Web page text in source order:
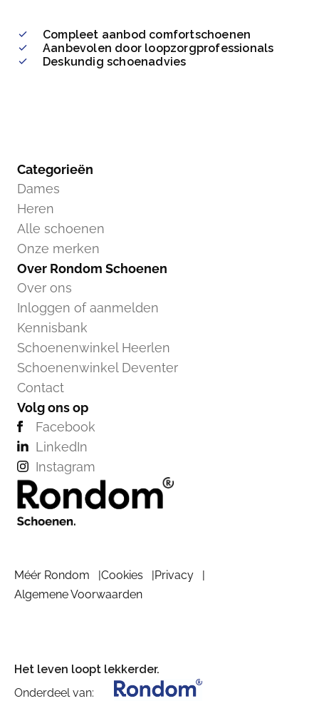
Compleet aanbod comfortschoenen
Aanbevolen door loopzorgprofessionals
Deskundig schoenadvies
Categorieën
Dames
Heren
Alle schoenen
Onze merken
Over Rondom Schoenen
Over ons
Inloggen of aanmelden
Kennisbank
Schoenenwinkel Heerlen
Schoenenwinkel Deventer
Contact
Volg ons op
Facebook
LinkedIn
Instagram
Méér Rondom Cookies
Privacy
Algemene Voorwaarden
Het leven loopt lekkerder.
Onderdeel van: